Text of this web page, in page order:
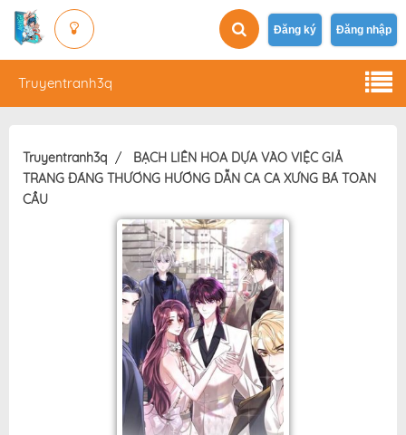
Đăng ký Đăng nhập
Truyentranh3q
Truyentranh3q
BẠCH LIÊN HOA DỰA VÀO VIỆC GIẢ
TRANG ĐÁNG THƯƠNG HƯỚNG DẪN CA CA XƯNG BÁ TOÀN
CẦU